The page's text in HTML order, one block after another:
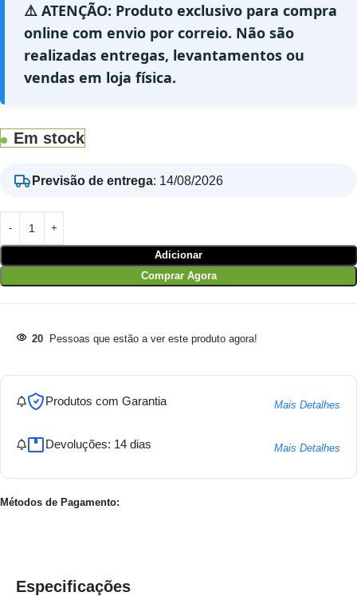
⚠️ ATENÇÃO: Produto exclusivo para compra
online com envio por correio. Não são
realizadas entregas, levantamentos ou
vendas em loja física.
Em stock
Previsão de entrega: 14/08/2026
Adicionar
Comprar Agora
20 Pessoas que estão a ver este produto agora!
Produtos com Garantia Mais Detalhes
Devoluções: 14 dias Mais Detalhes
Métodos de Pagamento:
Especificações